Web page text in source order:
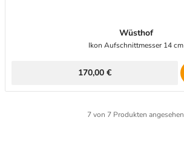
Wüsthof
Ikon Aufschnittmesser 14 cm
170,00 €
7von 7 Produkten angesehen